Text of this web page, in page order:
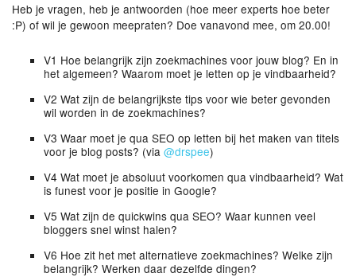
Heb je vragen, heb je antwoorden (hoe meer experts hoe beter
:P) of wil je gewoon meepraten? Doe vanavond mee, om 20.00!
V1 Hoe belangrijk zijn zoekmachines voor jouw blog? En in
het algemeen? Waarom moet je letten op je vindbaarheid?
V2 Wat zijn de belangrijkste tips voor wie beter gevonden
wil worden in de zoekmachines?
V3 Waar moet je qua SEO op letten bij het maken van titels
voor je blog posts? (via @drspee)
V4 Wat moet je absoluut voorkomen qua vindbaarheid? Wat
is funest voor je positie in Google?
V5 Wat zijn de quickwins qua SEO? Waar kunnen veel
bloggers snel winst halen?
V6 Hoe zit het met alternatieve zoekmachines? Welke zijn
belangrijk? Werken daar dezelfde dingen?